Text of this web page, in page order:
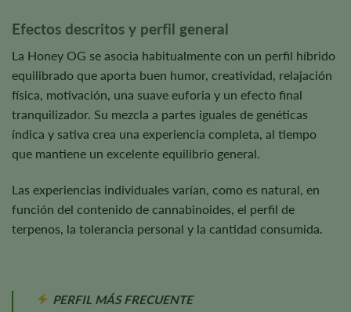
Efectos descritos y perfil general
La Honey OG se asocia habitualmente con un perfil híbrido
equilibrado que aporta buen humor, creatividad, relajación
física, motivación, una suave euforia y un efecto final
tranquilizador. Su mezcla a partes iguales de genéticas
índica y sativa crea una experiencia completa, al tiempo
que mantiene un excelente equilibrio general.
Las experiencias individuales varían, como es natural, en
función del contenido de cannabinoides, el perfil de
terpenos, la tolerancia personal y la cantidad consumida.
PERFIL MÁS FRECUENTE